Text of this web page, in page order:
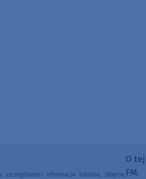
O
FM.
szczególności informacje lokalne, zdjęcia,